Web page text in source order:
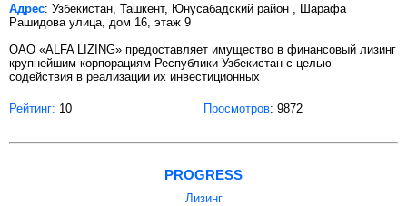
Адрес: Узбекистан, Ташкент, Юнусабадский район , Шарафа
Рашидова улица, дом 16, этаж 9
ОАО «ALFA LIZING» предоставляет имущество в финансовый лизинг
крупнейшим корпорациям Республики Узбекистан с целью
содействия в реализации их инвестиционных
Рейтинг: 10 Просмотров: 9872
PROGRESS
Лизинг